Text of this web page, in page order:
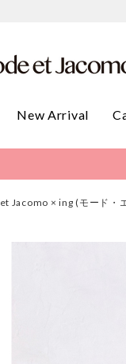
New Arrival
Jacomo × ing (モード・